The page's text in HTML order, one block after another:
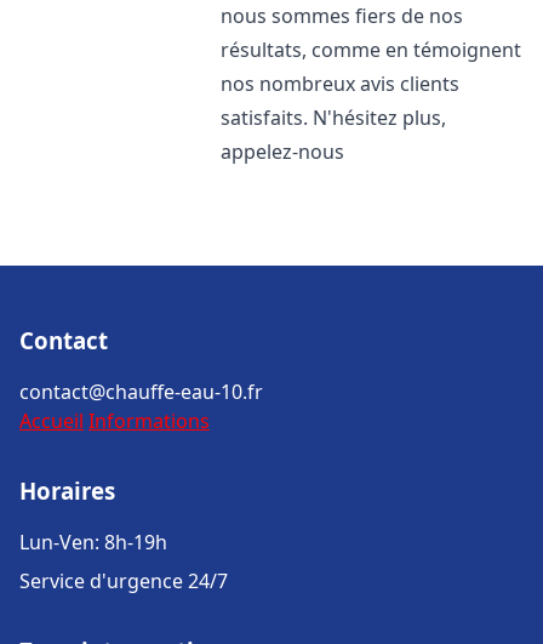
nous sommes fiers de nos
résultats, comme en témoignent
nos nombreux avis clients
satisfaits. N'hésitez plus,
appelez-nous
Contact
contact@chauffe-eau-10.fr
Accueil Informations
Horaires
Lun-Ven: 8h-19h
Service d'urgence 24/7